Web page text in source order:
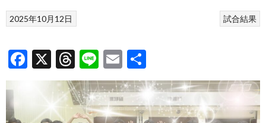
試合結果
2025年10月12日
Facebook
X Threads
LineEmail
有